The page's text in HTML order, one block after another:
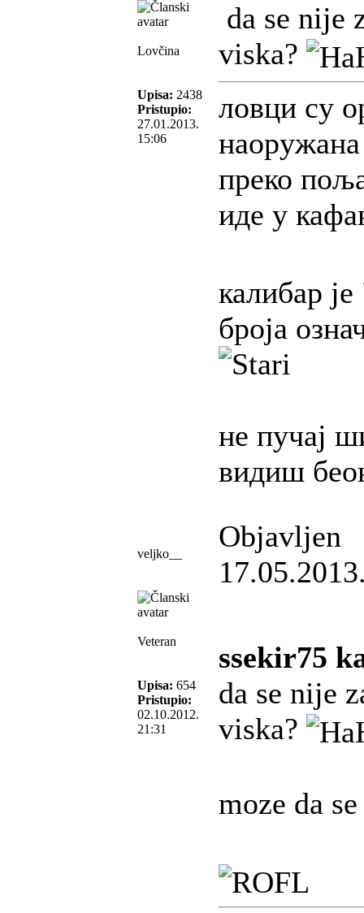
Lovčina
Upisa: 2438
Pristupio:
27.01.2013.
15:06
da se nije
viska?
ловци су
преко
иде у
калибар
броја
не пучај
видиш
veljko__
Objavljen
Veteran
Upisa: 654
Pristupio:
02.10.2012.
21:31
ssekir75
da se nije
viska?
moze da